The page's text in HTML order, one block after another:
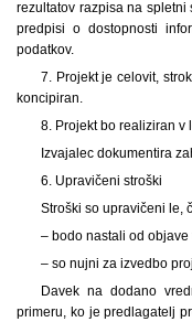
rezultatov razpisa na spletni
predpisi o dostopnosti
podatkov.
7. Projekt je celovit,
koncipiran.
8. Projekt bo realiziran v
Izvajalec dokumentira
6. Upravičeni stroški
Stroški so upravičeni le,
– bodo nastali od
– so nujni za izvedbo
Davek na dodano
primeru, ko je predlagatelj